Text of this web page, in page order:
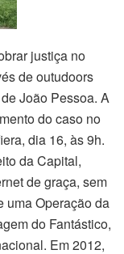
justiça no
de outudoors
João Pessoa. A
do caso no
dia 16, às 9h.
da Capital,
de graça, sem
uma Operação da
do Fantástico,
Em 2012,